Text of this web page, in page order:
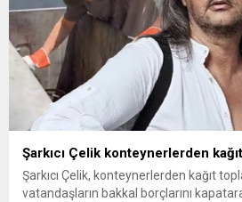
Şarkıcı Çelik konteynerlerden
Şarkıcı Çelik, konteynerlerden kağıt
vatandaşların bakkal borçlarını